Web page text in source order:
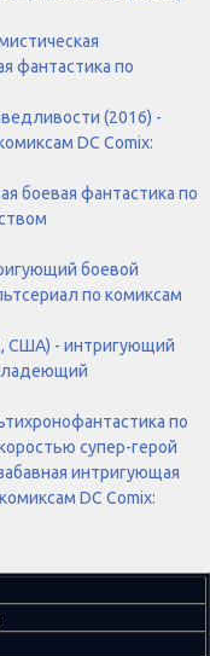
фантастика по
(2016) -
DC Comix:
боевая фантастика по
боевой
по комиксам
США) - интригующий
по
супер-герой
интригующая
DC Comix: